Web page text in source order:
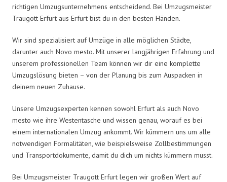
richtigen Umzugsunternehmens entscheidend. Bei Umzugsmeister
Traugott Erfurt aus Erfurt bist du in den besten Händen.
Wir sind spezialisiert auf Umzüge in alle möglichen Städte,
darunter auch Novo mesto. Mit unserer langjährigen Erfahrung und
unserem professionellen Team können wir dir eine komplette
Umzugslösung bieten – von der Planung bis zum Auspacken in
deinem neuen Zuhause.
Unsere Umzugsexperten kennen sowohl Erfurt als auch Novo
mesto wie ihre Westentasche und wissen genau, worauf es bei
einem internationalen Umzug ankommt. Wir kümmern uns um alle
notwendigen Formalitäten, wie beispielsweise Zollbestimmungen
und Transportdokumente, damit du dich um nichts kümmern musst.
Bei Umzugsmeister Traugott Erfurt legen wir großen Wert auf